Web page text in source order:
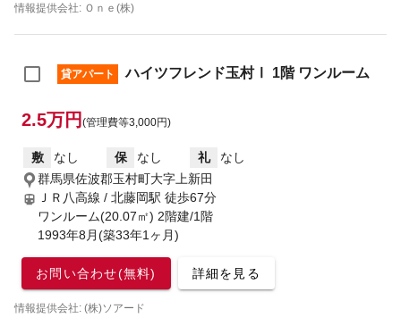
情報提供会社: Ｏｎｅ(株)
貸アパート ハイツフレンド玉村Ⅰ 1階 ワンルーム
2.5万円 (管理費等3,000円)
敷 なし 保 なし 礼
なし
群馬県佐波郡玉村町大字上新田
ＪＲ八高線 / 北藤岡駅 徒歩67分
ワンルーム(20.07㎡) 2階建/1階
1993年8月(築33年1ヶ月)
お問い合わせ(無料) 詳細を見る
情報提供会社: (株)ソアード